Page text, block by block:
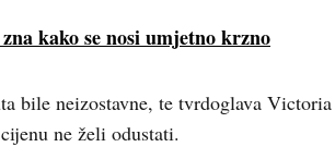
kako se nosi umjetno krzno
bile neizostavne, te tvrdoglava Victoria
ne želi odustati.